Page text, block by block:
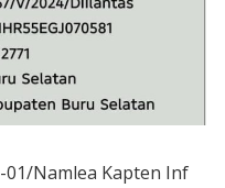
01/Namlea Kapten Inf